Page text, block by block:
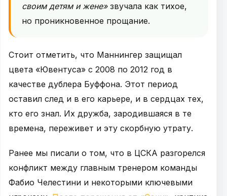
своим детям и жене»звучала как тихое,
но проникновенное прощание.
Стоит отметить, что Маннингер защищал
цвета «Ювентуса» с 2008 по 2012 год в
качестве дублера Буффона. Этот период
оставил след и в его карьере, и в сердцах тех,
кто его знал. Их дружба, зародившаяся в те
времена, переживет и эту скорбную утрату.
Ранее мы писали о том, что в ЦСКА разгорелся
конфликт между главным тренером команды
Фабио Челестини и некоторыми ключевыми